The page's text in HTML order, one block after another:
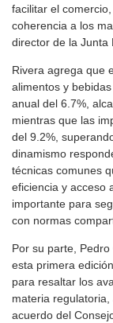
facilitar el
coherencia a los
director de la Junta
Rivera agrega que
alimentos y
anual del 6.7%,
mientras que las
del 9.2%,
dinamismo
técnicas comunes
eficiencia y acceso
importante para
con normas
Por su parte,
esta primera
para resaltar los
materia
acuerdo del